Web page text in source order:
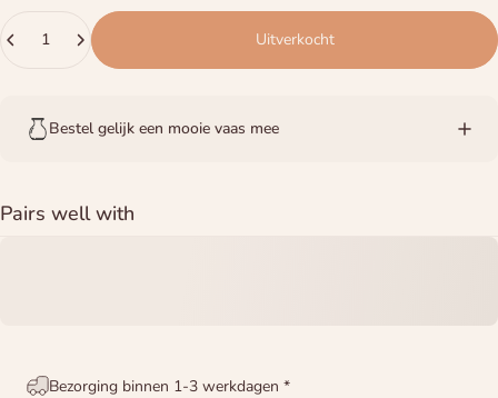
Uitverkocht
Bestel gelijk een mooie vaas mee
Pairs well with
Bezorging binnen 1-3 werkdagen *